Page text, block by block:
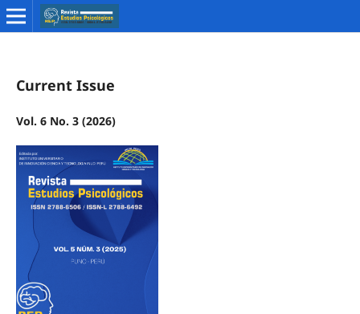
Current Issue
Vol. 6 No. 3 (2026)